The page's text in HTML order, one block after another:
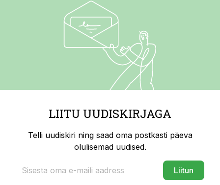
LIITU UUDISKIRJAGA
Telli uudiskiri ning saad oma postkasti päeva
olulisemad uudised.
Liitun